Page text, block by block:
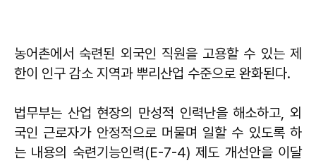
농어촌에서 숙련된 외국인 직원을 고용할 수 있는 제
한이 인구 감소 지역과 뿌리산업 수준으로 완화된다.
법무부는 산업 현장의 만성적 인력난을 해소하고, 외
국인 근로자가 안정적으로 머물며 일할 수 있도록 하
는 내용의 숙련기능인력(E-7-4) 제도 개선안을 이달